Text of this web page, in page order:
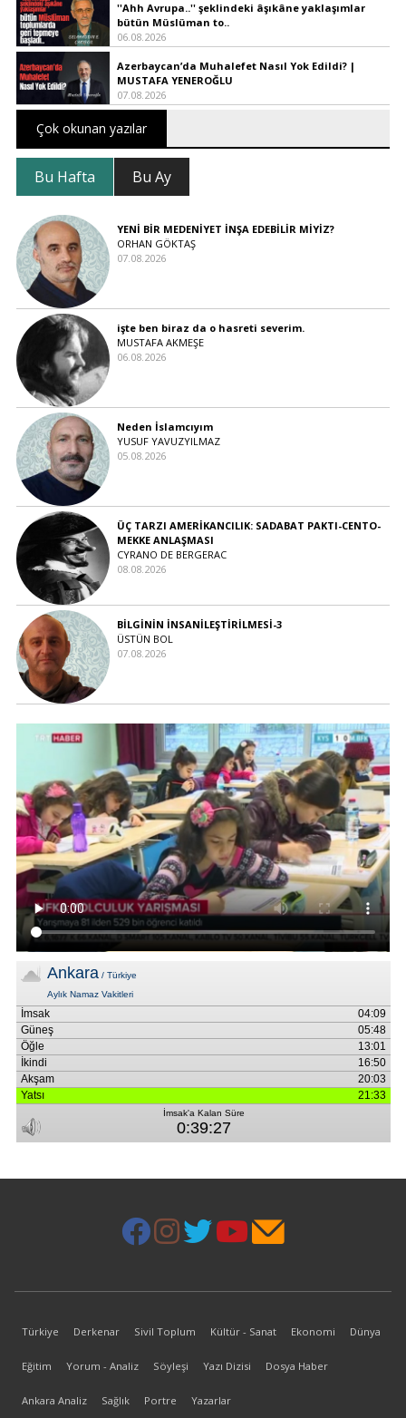
''Ahh Avrupa..'' şeklindeki âşıkâne yaklaşımlar
bütün Müslüman to..
06.08.2026
Azerbaycan’da Muhalefet Nasıl Yok Edildi? |
MUSTAFA YENEROĞLU
07.08.2026
Çok okunan yazılar
Bu Hafta Bu Ay
YENİ BİR MEDENİYET İNŞA EDEBİLİR MİYİZ?
ORHAN GÖKTAŞ
07.08.2026
işte ben biraz da o hasreti severim.
MUSTAFA AKMEŞE
06.08.2026
Neden İslamcıyım
YUSUF YAVUZYILMAZ
05.08.2026
ÜÇ TARZI AMERİKANCILIK: SADABAT PAKTI-CENTO-
MEKKE ANLAŞMASI
CYRANO DE BERGERAC
08.08.2026
BİLGİNİN İNSANİLEŞTİRİLMESİ-3
ÜSTÜN BOL
07.08.2026
Türkiye Derkenar Sivil Toplum Kültür - Sanat Ekonomi Dünya
Eğitim Yorum - Analiz Söyleşi Yazı Dizisi Dosya Haber
Ankara Analiz Sağlık Portre Yazarlar